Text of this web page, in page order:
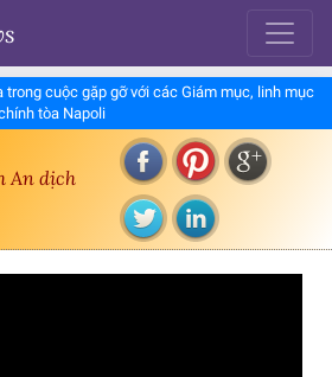
cuộc gặp gỡ với các Giám mục, linh mục
tòa Napoli
An dịch